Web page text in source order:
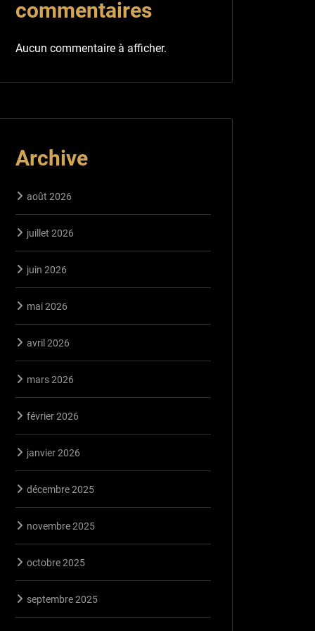
commentaires
Aucun commentaire à afficher.
Archive
août 2026
juillet 2026
juin 2026
mai 2026
avril 2026
mars 2026
février 2026
janvier 2026
décembre 2025
novembre 2025
octobre 2025
septembre 2025